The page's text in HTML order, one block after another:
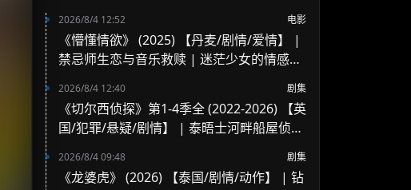
2026/8/4 12:52 电影
《懵懂情欲》 (2025) 【丹麦/剧情/爱情】 |
禁忌师生恋与音乐救赎 | 迷茫少女的情感越
2026/8/4 12:40 剧集
《切尔西侦探》第1-4季全 (2022-2026) 【英
国/犯罪/悬疑/剧情】 | 泰晤士河畔船屋侦探
2026/8/4 09:48 剧集
《龙婆虎》 (2026) 【泰国/剧情/动作】 | 钻